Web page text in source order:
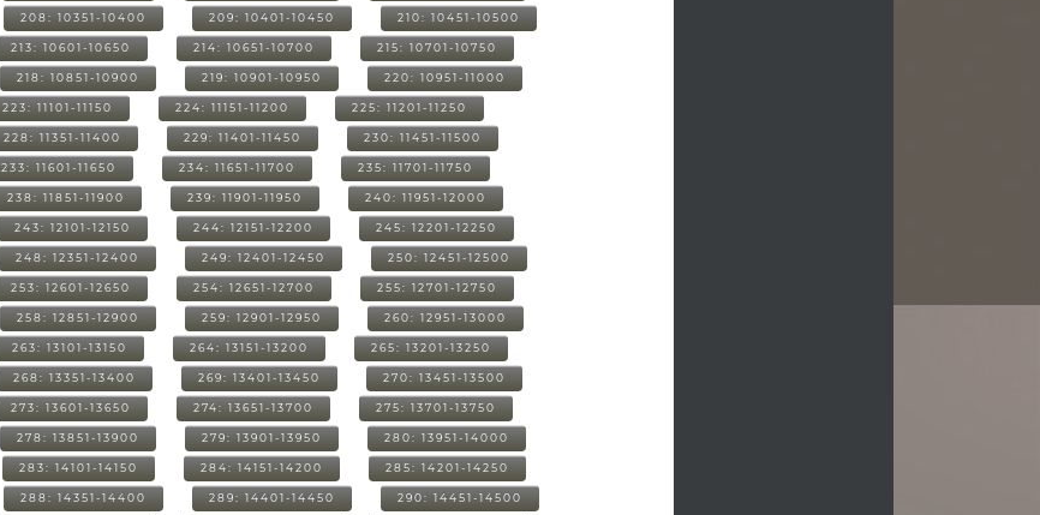
208: 10351-10400 209: 10401-10450 210: 10451-10500
213: 10601-10650 214: 10651-10700 215: 10701-10750
218: 10851-10900 219: 10901-10950 220: 10951-11000
223: 11101-11150 224: 11151-11200 225: 11201-11250
228: 11351-11400 229: 11401-11450 230: 11451-11500
233: 11601-11650 234: 11651-11700 235: 11701-11750
238: 11851-11900 239: 11901-11950 240: 11951-12000
243: 12101-12150 244: 12151-12200 245: 12201-12250
248: 12351-12400 249: 12401-12450 250: 12451-12500
253: 12601-12650 254: 12651-12700 255: 12701-12750
258: 12851-12900 259: 12901-12950 260: 12951-13000
263: 13101-13150 264: 13151-13200 265: 13201-13250
268: 13351-13400 269: 13401-13450 270: 13451-13500
273: 13601-13650 274: 13651-13700 275: 13701-13750
278: 13851-13900 279: 13901-13950 280: 13951-14000
283: 14101-14150 284: 14151-14200 285: 14201-14250
288: 14351-14400 289: 14401-14450 290: 14451-14500